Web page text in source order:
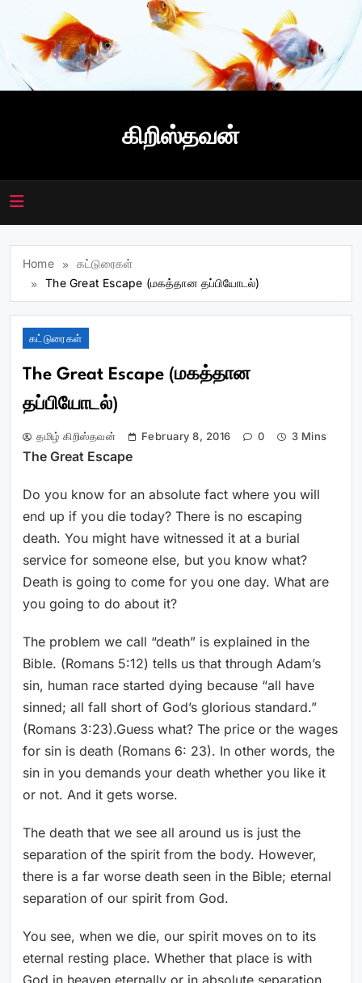
content
கிறிஸ்தவன்
Home
கட்டுரைகள்
The Great Escape (மகத்தான தப்பியோடல்)
கட்டுரைகள்
The Great Escape (மகத்தான
தப்பியோடல்)
தமிழ் கிறிஸ்தவன் February 8, 2016 0 3 Mins
The Great Escape
Do you know for an absolute fact where you will
end up if you die today? There is no escaping
death. You might have witnessed it at a burial
service for someone else, but you know what?
Death is going to come for you one day. What are
you going to do about it?
The problem we call “death” is explained in the
Bible. (Romans 5:12) tells us that through Adam’s
sin, human race started dying because “all have
sinned; all fall short of God’s glorious standard.”
(Romans 3:23).Guess what? The price or the wages
for sin is death (Romans 6: 23). In other words, the
sin in you demands your death whether you like it
or not. And it gets worse.
The death that we see all around us is just the
separation of the spirit from the body. However,
there is a far worse death seen in the Bible; eternal
separation of our spirit from God.
You see, when we die, our spirit moves on to its
eternal resting place. Whether that place is with
God in heaven eternally or in absolute separation